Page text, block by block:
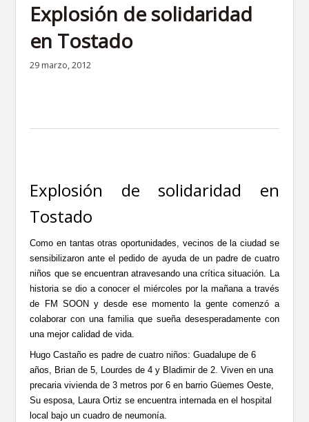
Explosión de solidaridad
en Tostado
29 marzo, 2012
Explosión de solidaridad en
Tostado
Como en tantas otras oportunidades, vecinos de la ciudad se
sensibilizaron ante el pedido de ayuda de un padre de cuatro
niños que se encuentran atravesando una crítica situación. La
historia se dio a conocer el miércoles por la mañana a través
de FM SOON y desde ese momento la gente comenzó a
colaborar con una familia que sueña desesperadamente con
una mejor calidad de vida.
Hugo Castaño es padre de cuatro niños: Guadalupe de 6
años, Brian de 5, Lourdes de 4 y Bladimir de 2. Viven en una
precaria vivienda de 3 metros por 6 en barrio Güemes Oeste,
Su esposa, Laura Ortiz se encuentra internada en el hospital
local bajo un cuadro de neumonía.